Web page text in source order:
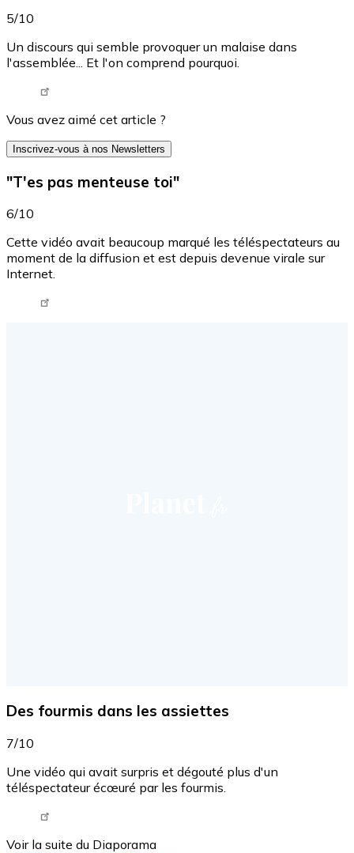
5/10
Un discours qui semble provoquer un malaise dans
l'assemblée... Et l'on comprend pourquoi.
Tweet URL
Vous avez aimé cet article ?
Inscrivez-vous à nos Newsletters
"T'es pas menteuse toi"
6/10
Cette vidéo avait beaucoup marqué les téléspectateurs au
moment de la diffusion et est depuis devenue virale sur
Internet.
Tweet URL
Des fourmis dans les assiettes
7/10
Une vidéo qui avait surpris et dégouté plus d'un
téléspectateur écœuré par les fourmis.
Tweet URL
Voir la suite du Diaporama